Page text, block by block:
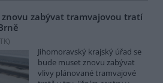
znovu zabývat tramvajovou tratí
)
Jihomoravský krajský úřad se
bude muset znovu zabývat
vlivy plánované tramvajové